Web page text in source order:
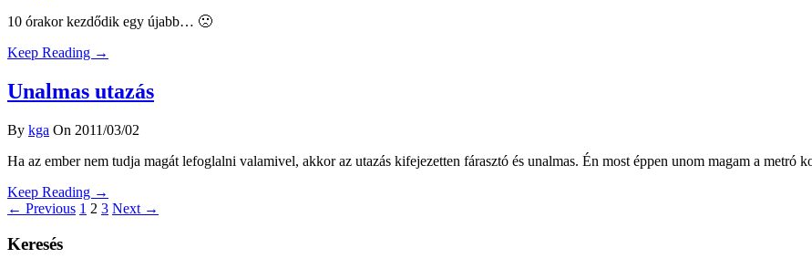
10 órakor kezdődik egy újabb… 🙁
Keep Reading →
Unalmas utazás
By kga On 2011/03/02
Ha az ember nem tudja magát lefoglalni valamivel, akkor az utazás kifejezetten fárasztó és unalmas. Én most éppen unom magam a metró
Keep Reading →
← Previous 1 2 3 Next →
Keresés